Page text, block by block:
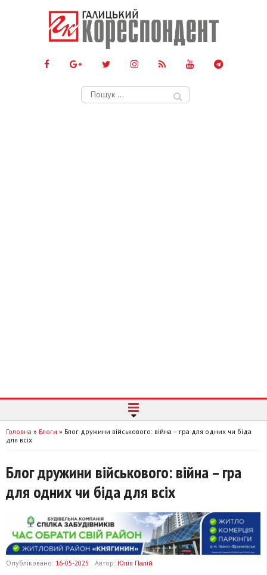
Пошук:
Головна » Блоги » Блог дружини військового: війна – гра для одних чи біда
для всіх
Блог дружини військового: війна – гра
для одних чи біда для всіх
Опубліковано: 16-05-2025 Автор: Юлія Палій